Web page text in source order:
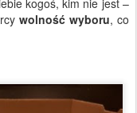
wolność wyboru, co